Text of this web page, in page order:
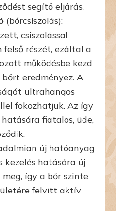
segítő eljárás.
(bőrcsiszolás):
csiszolással
részét, ezáltal a
működésbe kezd
eredményez. A
ultrahangos
fokozhatjuk. Az így
fiatalos, üde,
új hatóanyag
kezelés hatására új
így a bőr szinte
felvitt aktív